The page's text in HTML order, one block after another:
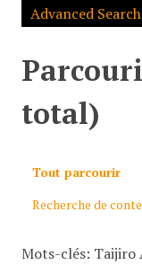
Advanced Search
total)
Tout parcourir
Recherche de
Mots-clés: Taijiro